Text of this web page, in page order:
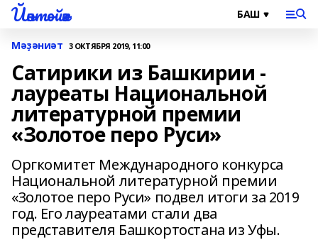
Йәнтөйәк
Мәҙәниәт 3 ОКТЯБРЯ 2019, 11:00
Сатирики из Башкирии -
лауреаты Национальной
литературной премии
«Золотое перо Руси»
Оргкомитет Международного конкурса
Национальной литературной премии
«Золотое перо Руси» подвел итоги за 2019
год. Его лауреатами стали два
представителя Башкортостана из Уфы.